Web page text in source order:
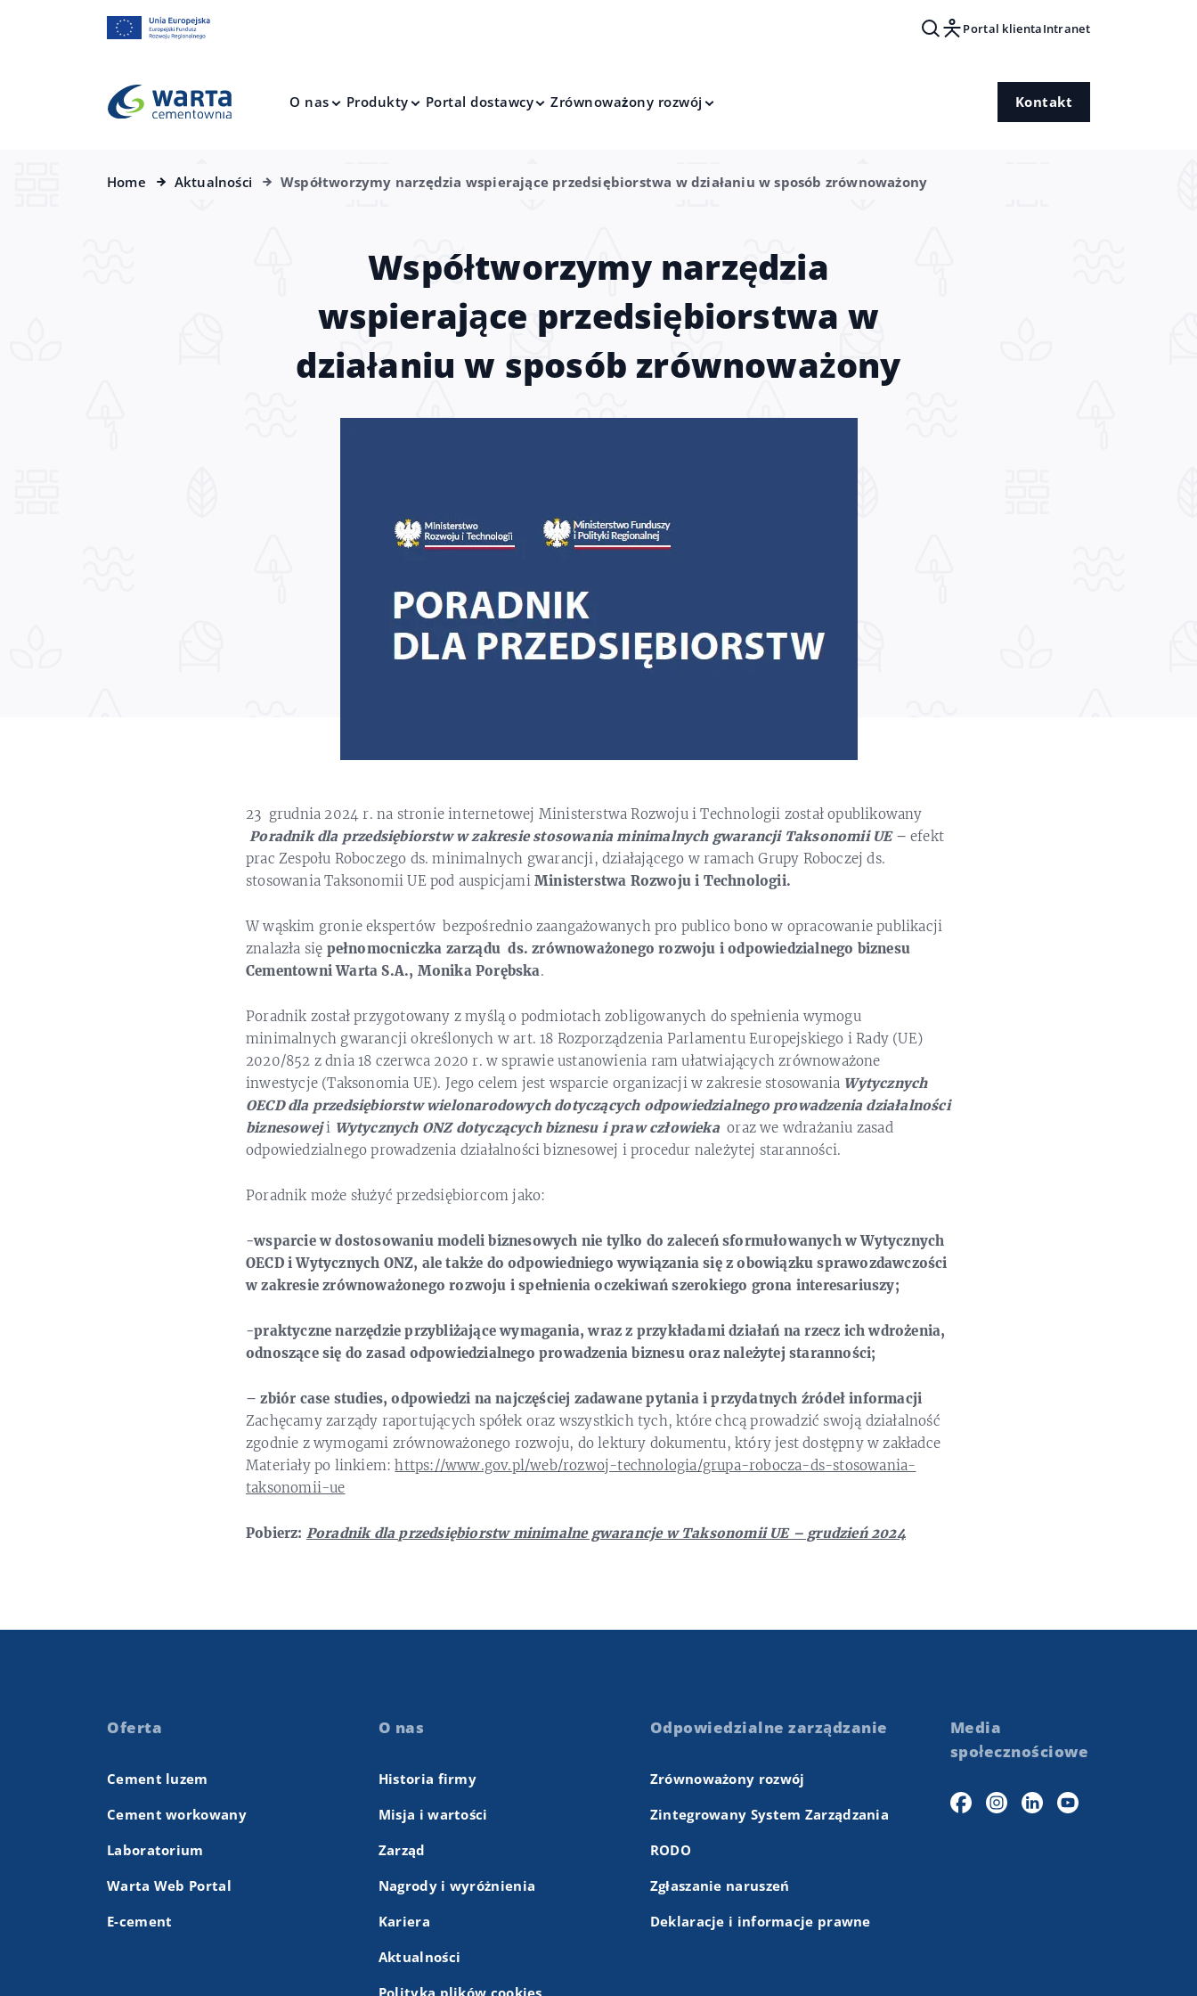
Portal klientaIntranet
O nas Produkty Portal dostawcy Zrównoważony rozwój Kontakt
Home Aktualności Współtworzymy narzędzia wspierające przedsiębiorstwa w działaniu w sposób zrównoważony
Współtworzymy narzędzia
wspierające przedsiębiorstwa w
działaniu w sposób zrównoważony
23 grudnia 2024 r. na stronie internetowej Ministerstwa Rozwoju i Technologii został opublikowany
Poradnik dla przedsiębiorstw w zakresie stosowania minimalnych gwarancji Taksonomii UE– efekt
prac Zespołu Roboczego ds. minimalnych gwarancji, działającego w ramach Grupy Roboczej ds.
stosowania Taksonomii UE pod auspicjamiMinisterstwa Rozwoju i Technologii.
W wąskim gronie ekspertów bezpośrednio zaangażowanych pro publico bono w opracowanie publikacji
znalazła się pełnomocniczka zarządu ds. zrównoważonego rozwoju i odpowiedzialnego biznesu
Cementowni Warta S.A., Monika Porębska.
Poradnik został przygotowany z myślą o podmiotach zobligowanych do spełnienia wymogu
minimalnych gwarancji określonych w art. 18 Rozporządzenia Parlamentu Europejskiego i Rady (UE)
2020/852 z dnia 18 czerwca 2020 r. w sprawie ustanowienia ram ułatwiających zrównoważone
inwestycje (Taksonomia UE). Jego celem jest wsparcie organizacji w zakresie stosowania Wytycznych
OECD dla przedsiębiorstw wielonarodowych dotyczących odpowiedzialnego prowadzenia działalności
biznesoweji Wytycznych ONZ dotyczących biznesu i praw człowiekaoraz we wdrażaniu zasad
odpowiedzialnego prowadzenia działalności biznesowej i procedur należytej staranności.
Poradnik może służyć przedsiębiorcom jako:
-wsparcie w dostosowaniu modeli biznesowych nie tylko do zaleceń sformułowanych w Wytycznych
OECD i Wytycznych ONZ, ale także do odpowiedniego wywiązania się z obowiązku sprawozdawczości
w zakresie zrównoważonego rozwoju i spełnienia oczekiwań szerokiego grona interesariuszy;
-praktyczne narzędzie przybliżające wymagania, wraz z przykładami działań na rzecz ich wdrożenia,
odnoszące się do zasad odpowiedzialnego prowadzenia biznesu oraz należytej staranności;
– zbiór case studies, odpowiedzi na najczęściej zadawane pytania i przydatnych źródeł informacji
Zachęcamy zarządy raportujących spółek oraz wszystkich tych, które chcą prowadzić swoją działalność
zgodnie z wymogami zrównoważonego rozwoju, do lektury dokumentu, który jest dostępny w zakładce
Materiały po linkiem:https://www.gov.pl/web/rozwoj-technologia/grupa-robocza-ds-stosowania-
taksonomii-ue
Pobierz: Poradnik dla przedsiębiorstw minimalne gwarancje w Taksonomii UE – grudzień 2024
Oferta
Cement luzem
Cement workowany
Laboratorium
Warta Web Portal
E-cement
O nas
Historia firmy
Misja i wartości
Zarząd
Nagrody i wyróżnienia
Kariera
Aktualności
Polityka plików cookies
Odpowiedzialne zarządzanie
Zrównoważony rozwój
Zintegrowany System Zarządzania
RODO
Zgłaszanie naruszeń
Deklaracje i informacje prawne
Media
społecznościowe